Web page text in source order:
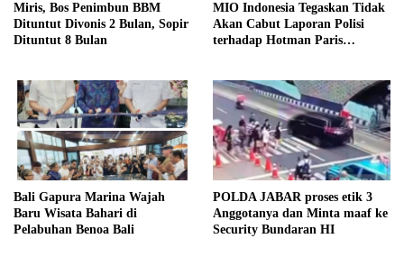
Miris, Bos Penimbun BBM
Dituntut Divonis 2 Bulan, Sopir
Dituntut 8 Bulan
MIO Indonesia Tegaskan Tidak
Akan Cabut Laporan Polisi
terhadap Hotman Paris
Bali Gapura Marina Wajah
Baru Wisata Bahari di
Pelabuhan Benoa Bali
POLDA JABAR proses etik 3
Anggotanya dan Minta maaf ke
Security Bundaran HI